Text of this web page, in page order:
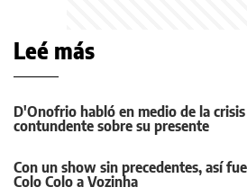
Leé más
D'Onofrio habló en medio de la
contundente sobre su presente
Con un show sin precedentes, así
Colo Colo a Vozinha